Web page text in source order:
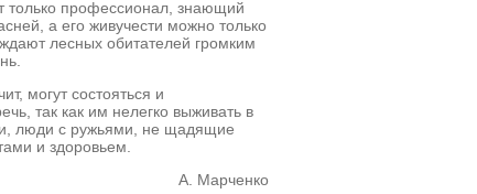
только профессионал, знающий
а его живучести можно только
лесных обитателей громким
могут состояться и
так как им нелегко выживать в
люди с ружьями, не щадящие
и здоровьем.
А. Марченко